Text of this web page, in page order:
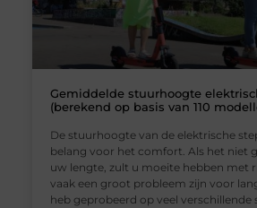
Gemiddelde stuurhoogte
(berekend op basis van 110
De stuurhoogte van de elektrische
belang voor het comfort. Als het niet
uw lengte, zult u moeite hebben met
vaak een groot probleem zijn voor
heb geprobeerd op veel verschillende